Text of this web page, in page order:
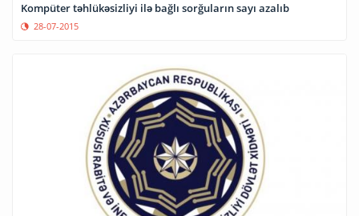
Kompüter təhlükəsizliyi ilə bağlı sorğuların sayı azalıb
28-07-2015